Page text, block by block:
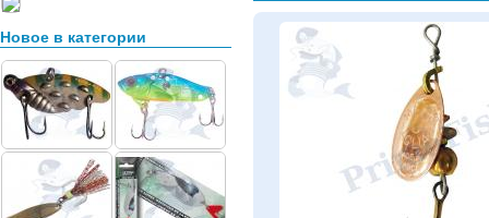
Новое в категории